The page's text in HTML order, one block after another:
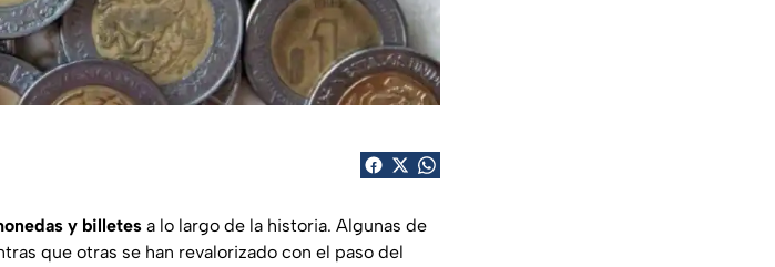
y billetes a lo largo de la historia. Algunas de
que otras se han revalorizado con el paso del